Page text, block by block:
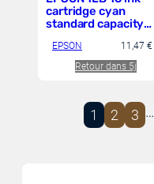
cartridge cyan
standard capacity
pack RF-AM blister
EPSON 11,47 €
Retour dans 5j
1 2 3 …